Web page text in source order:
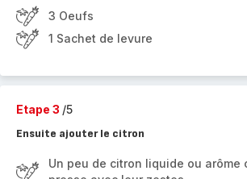
3 Oeufs
1 Sachet de levure
Etape 3 /5
Ensuite ajouter le citron
Un peu de citron liquide ou arôme